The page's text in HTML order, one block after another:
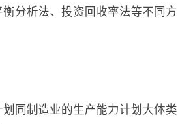
分析法、投资回收率法等不同方
同制造业的生产能力计划大体类